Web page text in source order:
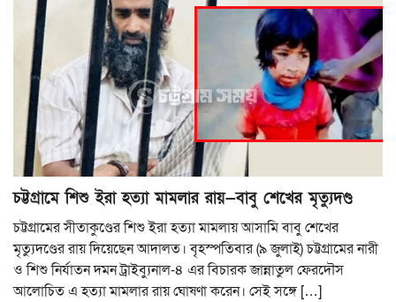
চট্টগ্রামে শিশু ইরা হত্যা মামলার রায়—বাবু শেখের মৃত্যুদণ্ড
চট্টগ্রামের সীতাকুণ্ডের শিশু ইরা হত্যা মামলায় আসামি বাবু শেখের
মৃত্যুদণ্ডের রায় দিয়েছেন আদালত। বৃহস্পতিবার (৯ জুলাই) চট্টগ্রামের নারী
ও শিশু নির্যাতন দমন ট্রাইব্যুনাল-৪ এর বিচারক জান্নাতুল ফেরদৌস
আলোচিত এ হত্যা মামলার রায় ঘোষণা করেন। সেই সঙ্গে […]